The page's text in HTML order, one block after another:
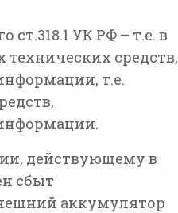
УК РФ – т.е. в
средств,
т.е.
действующему в
сбыт
аккумулятор